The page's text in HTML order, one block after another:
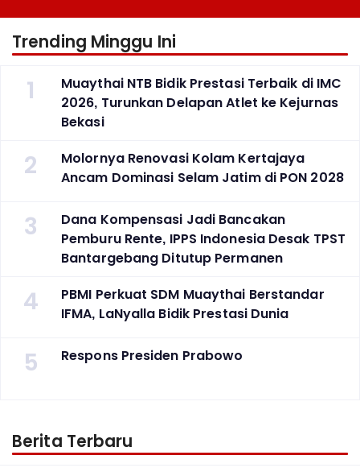
Trending Minggu Ini
1
Muaythai NTB Bidik Prestasi Terbaik di IMC
2026, Turunkan Delapan Atlet ke Kejurnas
Bekasi
2
Molornya Renovasi Kolam Kertajaya
Ancam Dominasi Selam Jatim di PON 2028
3
Dana Kompensasi Jadi Bancakan
Pemburu Rente, IPPS Indonesia Desak TPST
Bantargebang Ditutup Permanen
4
PBMI Perkuat SDM Muaythai Berstandar
IFMA, LaNyalla Bidik Prestasi Dunia
5 Respons Presiden Prabowo
Berita Terbaru